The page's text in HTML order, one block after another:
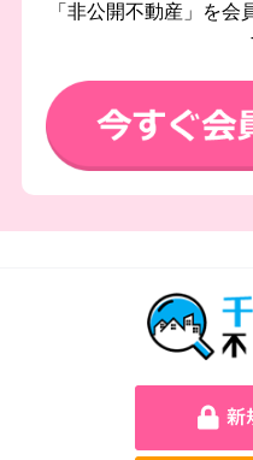
「非公開不動産」を会